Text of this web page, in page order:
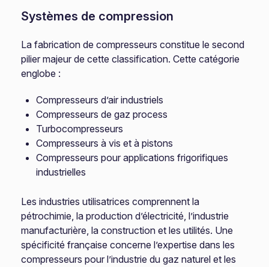
Systèmes de compression
La fabrication de compresseurs constitue le second
pilier majeur de cette classification. Cette catégorie
englobe :
Compresseurs d’air industriels
Compresseurs de gaz process
Turbocompresseurs
Compresseurs à vis et à pistons
Compresseurs pour applications frigorifiques
industrielles
Les industries utilisatrices comprennent la
pétrochimie, la production d’électricité, l’industrie
manufacturière, la construction et les utilités. Une
spécificité française concerne l’expertise dans les
compresseurs pour l’industrie du gaz naturel et les